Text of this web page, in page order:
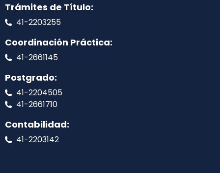
Trámites de Título:
41-2203255
Coordinación Práctica:
41-2661145
Postgrado:
41-2204505
41-2661710
Contabilidad:
41-2203142